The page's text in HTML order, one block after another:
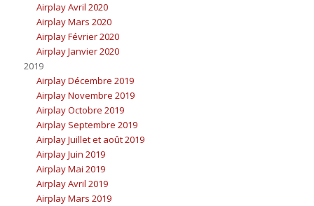
Airplay Avril 2020
Airplay Mars 2020
Airplay Février 2020
Airplay Janvier 2020
2019
Airplay Décembre 2019
Airplay Novembre 2019
Airplay Octobre 2019
Airplay Septembre 2019
Airplay Juillet et août 2019
Airplay Juin 2019
Airplay Mai 2019
Airplay Avril 2019
Airplay Mars 2019